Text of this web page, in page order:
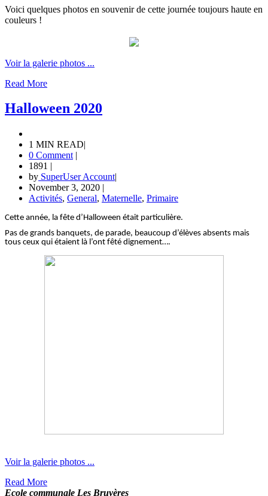
Voici quelques photos en souvenir de cette journée toujours haute en
couleurs !
Voir la galerie photos ...
Read More
Halloween 2020
1 MIN READ|
0 Comment |
1891 |
by SuperUser Account|
November 3, 2020 |
Activités, General, Maternelle, Primaire
Cette année, la fête d’Halloween était particulière.
Pas de grands banquets, de parade, beaucoup d’élèves absents mais
tous ceux qui étaient là l’ont fêté dignement….
Voir la galerie photos ...
Read More
Ecole communale Les Bruyères